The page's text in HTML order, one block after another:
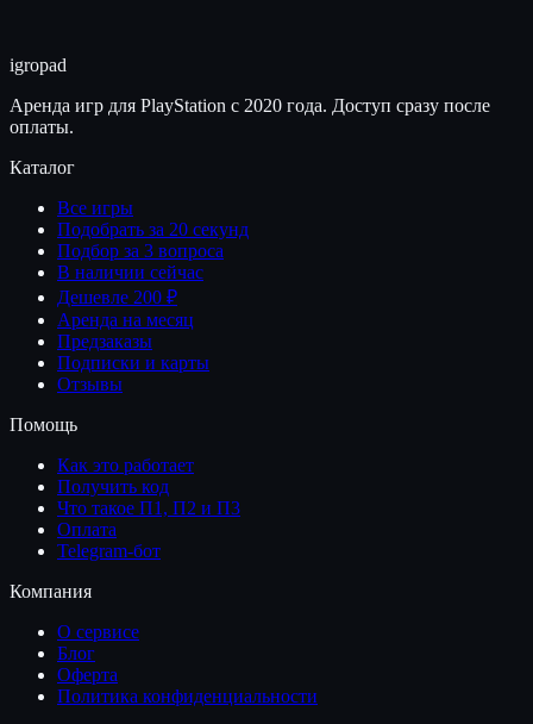
igropad
Аренда игр для PlayStation с 2020 года. Доступ сразу после
оплаты.
Каталог
Все игры
Подобрать за 20 секунд
Подбор за 3 вопроса
В наличии сейчас
Дешевле 200 ₽
Аренда на месяц
Предзаказы
Подписки и карты
Отзывы
Помощь
Как это работает
Получить код
Что такое П1, П2 и П3
Оплата
Telegram-бот
Компания
О сервисе
Блог
Оферта
Политика конфиденциальности